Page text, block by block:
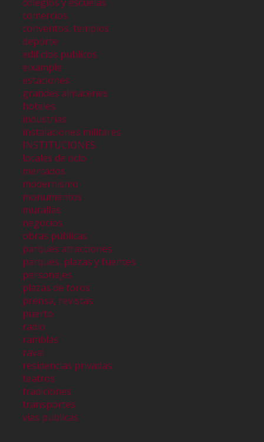
comercios
conventos, templos
deporte
edificios publicos
eixample
estaciones
grandes almacenes
hoteles
industrias
instalaciones militares
INSTITUCIONES
locales de ocio
mercados
modernismo
monumentos
murallas
negocios
obras públicas
parques atracciones
parques, plazas y fuentes
personajes
plazas de toros
prensa, revistas
puerto
radio
ramblas
raval
residencias privadas
teatros
tradiciones
transportes
vias publicas